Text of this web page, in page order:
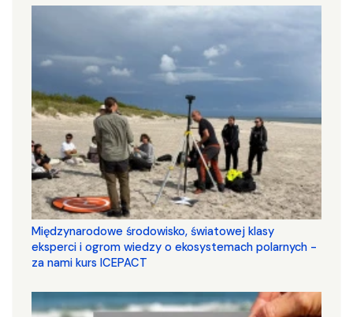
Międzynarodowe środowisko, światowej klasy
eksperci i ogrom wiedzy o ekosystemach polarnych -
za nami kurs ICEPACT